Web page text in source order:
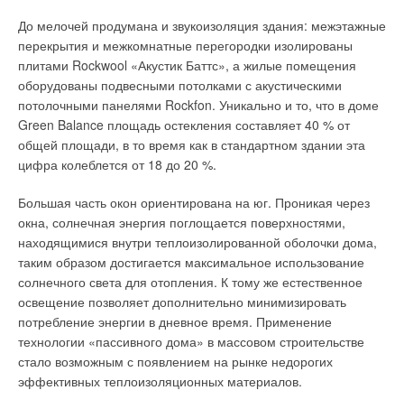
До мелочей продумана и звукоизоляция здания: межэтажные
перекрытия и межкомнатные перегородки изолированы
плитами Rockwool «Акустик Баттс», а жилые помещения
оборудованы подвесными потолками с акустическими
потолочными панелями Rockfon. Уникально и то, что в доме
Green Balance площадь остекления составляет 40 % от
общей площади, в то время как в стандартном здании эта
цифра колеблется от 18 до 20 %.
Большая часть окон ориентирована на юг. Проникая через
окна, солнечная энергия поглощается поверхностями,
находящимися внутри теплоизолированной оболочки дома,
таким образом достигается максимальное использование
солнечного света для отопления. К тому же естественное
освещение позволяет дополнительно минимизировать
потребление энергии в дневное время. Применение
технологии «пассивного дома» в массовом строительстве
стало возможным с появлением на рынке недорогих
эффективных теплоизоляционных материалов.
используемую генератором для производства
электроэнергии.
КПД паровой турбины в части генерации электроэнергии
ниже, чем у газовых турбин или поршневых двигателей, но в
составе когенерационных систем суммарная эффективность
паровой турбины может достигать 84 % (в зависимости от
теплоты сгорания топлива). Паровые турбины бывают двух
турбины выше атмосферного); конденсационные (когда
давление пара на выходе турбины ниже атмосферного).
Применение дополнительного (внешнего по отношению к
турбине) конденсатора позволяет увеличить электрическую
эффективность, но снижает (практически до нуля)
последующее использование отходящей теплоты. Мощности
одной установки могут быть от 0,5 до 1000 МВт. Они имеют
следующие особенности: работа на любом топливе; высокая
единичная мощность; различные виды теплоносителя;